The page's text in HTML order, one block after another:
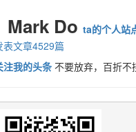
Mark Do ta的个人站
表文章4529篇
注我的头条 不要放弃，百折不